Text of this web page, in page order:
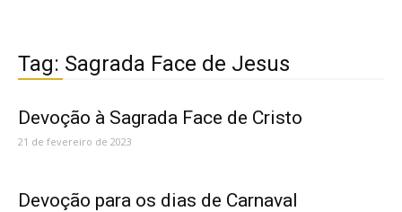
Tag: Sagrada Face de Jesus
Devoção à Sagrada Face de Cristo
21 de fevereiro de 2023
Devoção para os dias de Carnaval